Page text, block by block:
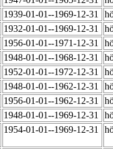
1939-01-01--1969-12-31
1932-01-01--1969-12-31
1956-01-01--1971-12-31
1948-01-01--1968-12-31
1952-01-01--1972-12-31
1948-01-01--1962-12-31
1956-01-01--1962-12-31
1948-01-01--1969-12-31
1954-01-01--1969-12-31